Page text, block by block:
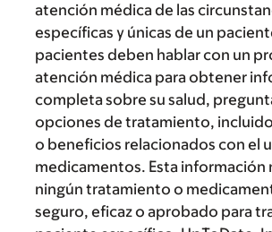
atención médica de las
específicas y únicas de un
pacientes deben hablar con un
atención médica para obtener
completa sobre su salud,
opciones de tratamiento,
o beneficios relacionados con el
medicamentos. Esta información
ningún tratamiento o
seguro, eficaz o aprobado para